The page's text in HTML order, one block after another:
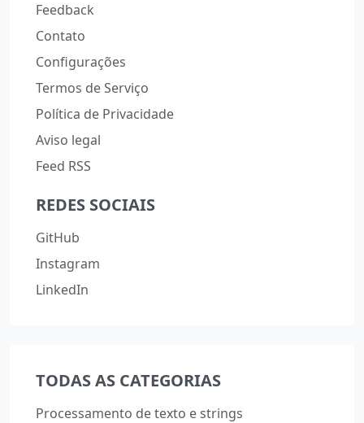
Feedback
Contato
Configurações
Termos de Serviço
Política de Privacidade
Aviso legal
Feed RSS
REDES SOCIAIS
GitHub
Instagram
LinkedIn
TODAS AS CATEGORIAS
Processamento de texto e strings